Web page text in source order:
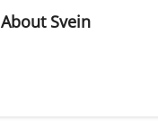
About Svein